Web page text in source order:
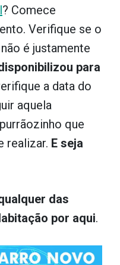
? Comece
Verifique se o
é justamente
para
a data do
aquela
que
realizar. E seja
das
por aqui.